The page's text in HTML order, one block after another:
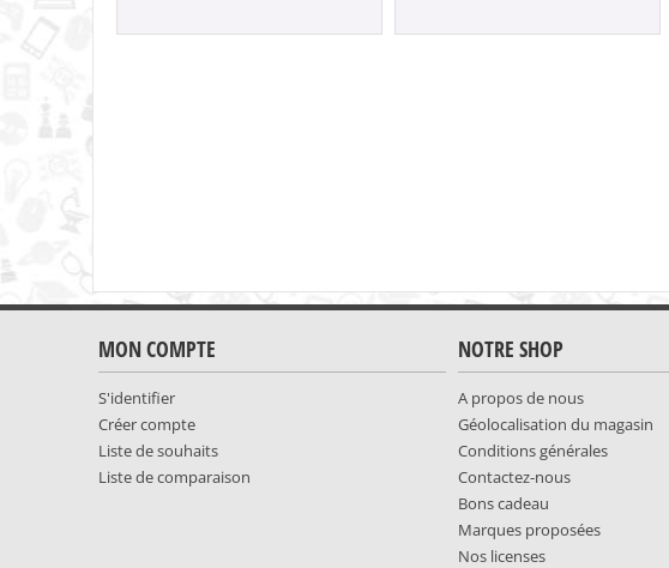
MON COMPTE
S'identifier
Créer compte
Liste de souhaits
Liste de comparaison
NOTRE SHOP
A propos de nous
Géolocalisation du magasin
Conditions générales
Contactez-nous
Bons cadeau
Marques proposées
Nos licenses